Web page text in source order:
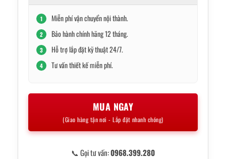
1 Miễn phí vận chuyển nội thành.
2 Bảo hành chính hãng 12 tháng.
3 Hỗ trợ lắp đặt kỹ thuật 24/7.
4 Tư vấn thiết kế miễn phí.
MUA NGAY
(Giao hàng tận nơi - Lắp đặt nhanh chóng)
📞 Gọi tư vấn:0968.399.280